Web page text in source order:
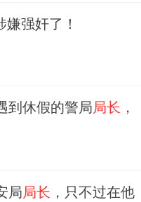
嫌强奸了！
到休假的警局局长 ，
局局长 ，只不过在他